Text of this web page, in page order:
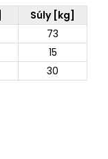
Súly [kg]
73
15
30